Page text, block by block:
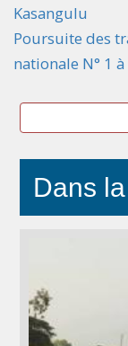
Kasangulu
Poursuite des
nationale N° 1
Dans